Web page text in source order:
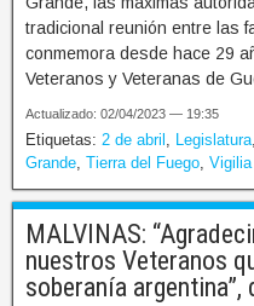
tradicional reunión entre las
conmemora desde hace 29
Veteranos y Veteranas de
Actualizado: 02/04/2023 — 19:35
Etiquetas: 2 de abril Legislatura
Grande Tierra del Fuego
MALVINAS:
nuestros Veteranos
soberanía argentina”,